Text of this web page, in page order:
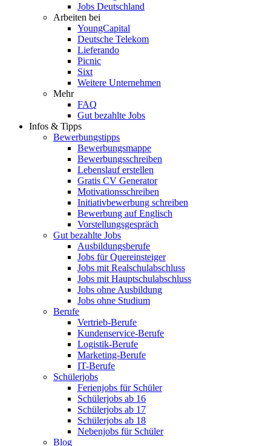
Jobs Deutschland
Arbeiten bei
YoungCapital
Deutsche Telekom
Lieferando
Picnic
Sixt
Weitere Unternehmen
Mehr
FAQ
Gut bezahlte Jobs
Infos & Tipps
Bewerbungstipps
Bewerbungsmappe
Bewerbungsschreiben
Lebenslauf erstellen
Gratis CV Generator
Motivationsschreiben
Initiativbewerbung schreiben
Bewerbung auf Englisch
Vorstellungsgespräch
Gut bezahlte Jobs
Ausbildungsberufe
Jobs für Quereinsteiger
Jobs mit Realschulabschluss
Jobs mit Hauptschulabschluss
Jobs ohne Ausbildung
Jobs ohne Studium
Berufe
Vertrieb-Berufe
Kundenservice-Berufe
Logistik-Berufe
Marketing-Berufe
IT-Berufe
Schülerjobs
Ferienjobs für Schüler
Schülerjobs ab 16
Schülerjobs ab 17
Schülerjobs ab 18
Nebenjobs für Schüler
Blog